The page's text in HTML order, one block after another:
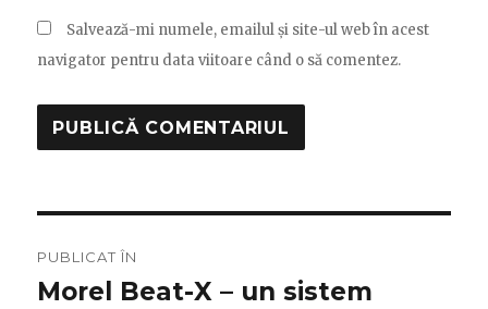
Salvează-mi numele, emailul și site-ul web în acest
navigator pentru data viitoare când o să comentez.
în
PUBLICAT ÎN
Morel Beat-X – un sistem